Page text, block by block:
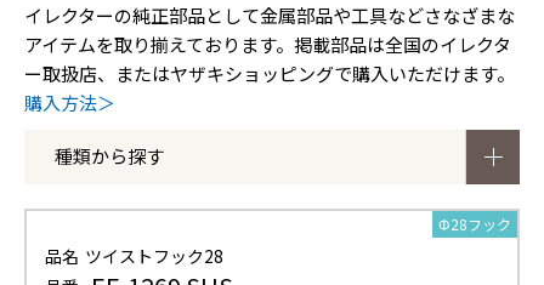
イレクターの純正部品として金属部品や工具などさなざまな
アイテムを取り揃えております。掲載部品は全国のイレクタ
ー取扱店、またはヤザキショッピングで購入いただけます。
購入方法＞
種類から探す
Φ28フック
品名 ツイストフック28